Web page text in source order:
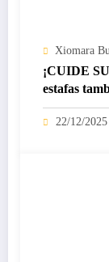
Xiomara
¡CUIDE
estafas
22/12/2025